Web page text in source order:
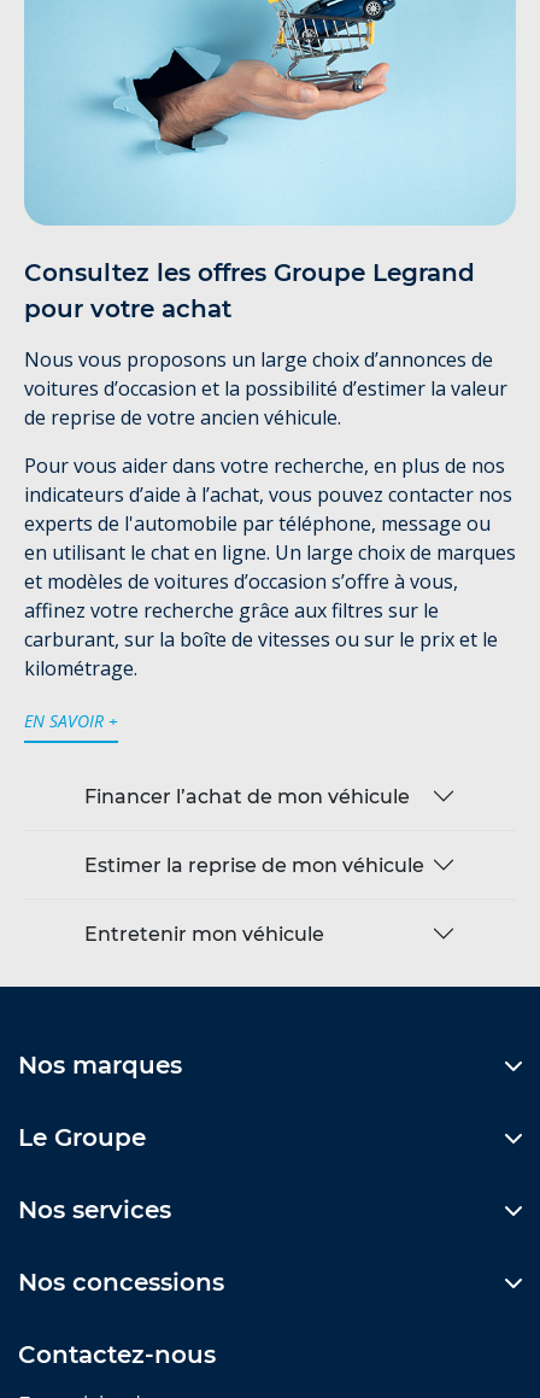
Consultez les offres Groupe Legrand
pour votre achat
Nous vous proposons un large choix d’annonces de
voitures d’occasion et la possibilité d’estimer la valeur
de reprise de votre ancien véhicule.
Pour vous aider dans votre recherche, en plus de nos
indicateurs d’aide à l’achat, vous pouvez contacter nos
experts de l'automobile par téléphone, message ou
en utilisant le chat en ligne. Un large choix de marques
et modèles de voitures d’occasion s’offre à vous,
affinez votre recherche grâce aux filtres sur le
carburant, sur la boîte de vitesses ou sur le prix et le
kilométrage.
EN SAVOIR +
Financer l’achat de mon véhicule
Estimer la reprise de mon véhicule
Entretenir mon véhicule
Nos marques
Le Groupe
Nos services
Nos concessions
Contactez-nous